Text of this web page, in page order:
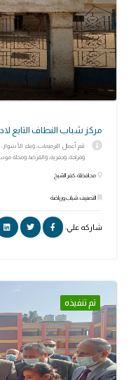
مركز شباب النطاف التابع
تتم أعمال الترميمات، وبناء
وقراجة، ودفرية، والقرضا، ومحلة
محافظة: كفر الشيخ
التصنيف: شباب ورياضة
شاركه علي:
تم تنفيذه